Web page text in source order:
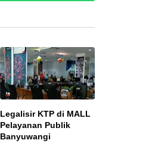
Legalisir KTP di MALL
Pelayanan Publik
Banyuwangi